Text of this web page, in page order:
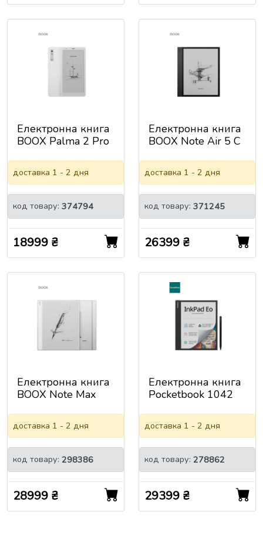
Електронна книга
BOOX Palma 2 Pro
доставка 1 - 2 дня
код товару: 374794
18999 ₴
Електронна книга
BOOX Note Air 5 C
доставка 1 - 2 дня
код товару: 371245
26399 ₴
Електронна книга
BOOX Note Max
доставка 1 - 2 дня
код товару: 298386
28999 ₴
Електронна книга
Pocketbook 1042
Grey (PB1042-M-
WW)
доставка 1 - 2 дня
код товару: 278862
29399 ₴